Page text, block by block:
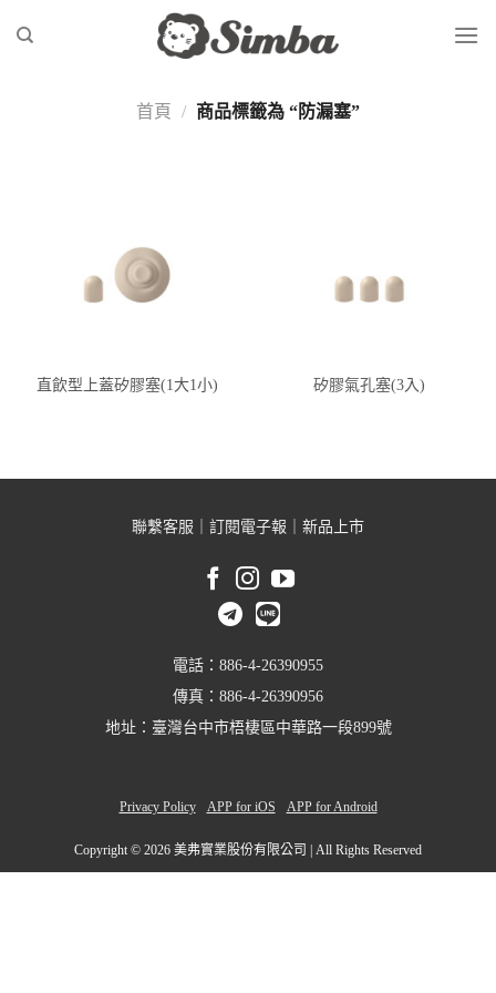
首頁 / 商品標籤為 “防漏塞”
直飲型上蓋矽膠塞(1大1小) 矽膠氣孔塞(3入)
聯繫客服 訂閱電子報 新品上市
電話：886-4-26390955
傳真：886-4-26390956
地址：臺灣台中市梧棲區中華路一段899號
Privacy Policy APP for iOS APP for Android
Copyright © 2026 美弗實業股份有限公司 | All Rights Reserved